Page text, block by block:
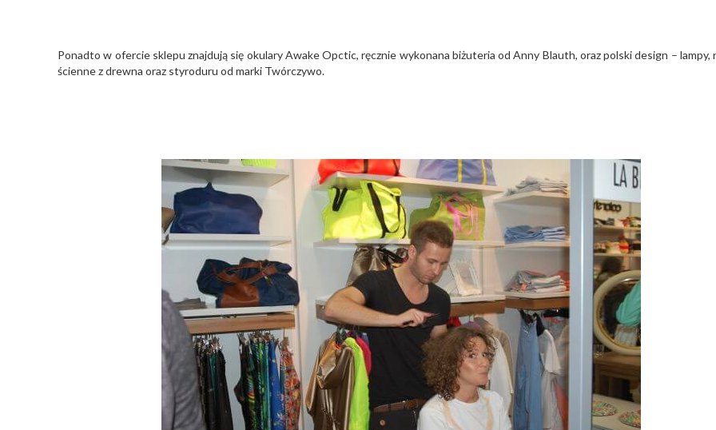
Ponadto w ofercie sklepu znajdują się okulary Awake Opctic, ręcznie wykonana biżuteria od Anny Blauth, oraz polski design – lampy,
ścienne z drewna oraz styroduru od marki Twórczywo.